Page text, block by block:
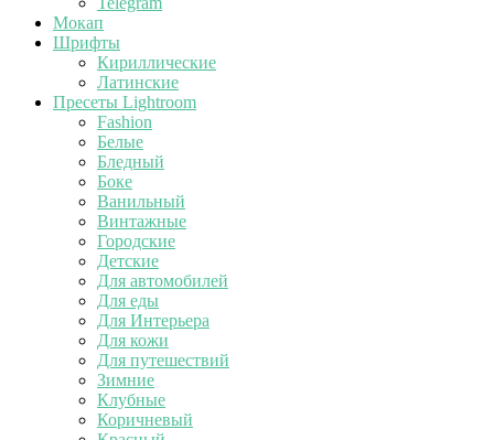
Мокап
Шрифты
Кириллические
Латинские
Пресеты Lightroom
Fashion
Белые
Бледный
Боке
Ванильный
Винтажные
Городские
Детские
Для автомобилей
Для еды
Для Интерьера
Для кожи
Для путешествий
Зимние
Клубные
Коричневый